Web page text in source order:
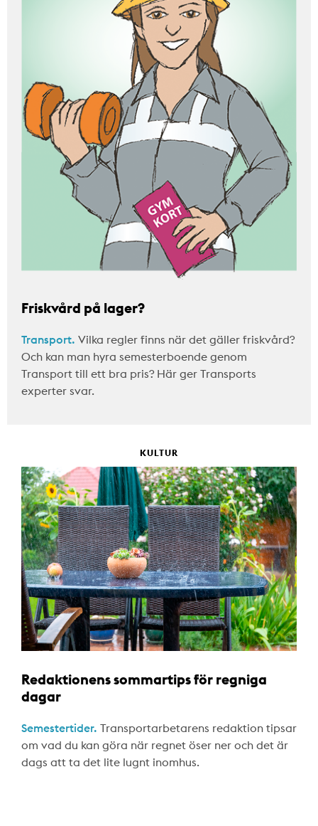
Friskvård på lager?
Transport. Vilka regler finns när det gäller friskvård?
Och kan man hyra semesterboende genom
Transport till ett bra pris? Här ger Transports
experter svar.
KULTUR
Redaktionens sommartips för regniga
dagar
Semestertider. Transportarbetarens redaktion tipsar
om vad du kan göra när regnet öser ner och det är
dags att ta det lite lugnt inomhus.